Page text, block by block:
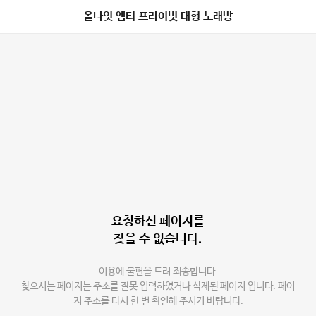
올나잇 엠티 프라이빗 대형 노래방
요청하신 페이지를
찾을 수 없습니다.
이용에 불편을 드려 죄송합니다.
찾으시는 페이지는 주소를 잘못 입력하였거나 삭제된 페이지 입니다. 페이
지 주소를 다시 한 번 확인해 주시기 바랍니다.